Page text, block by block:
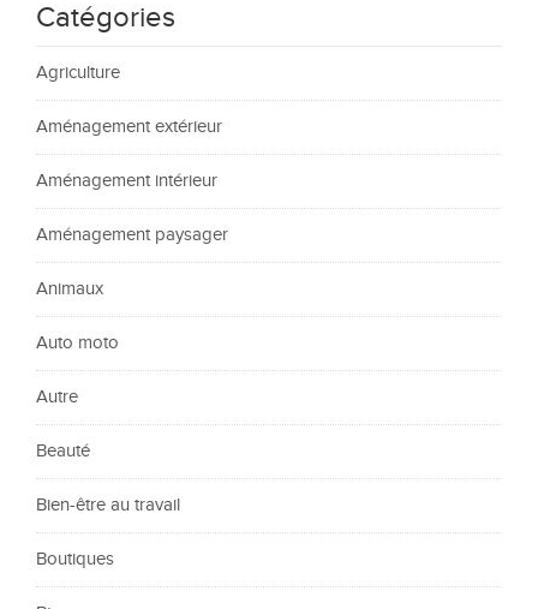
Catégories
Agriculture
Aménagement extérieur
Aménagement intérieur
Aménagement paysager
Animaux
Auto moto
Autre
Beauté
Bien-être au travail
Boutiques